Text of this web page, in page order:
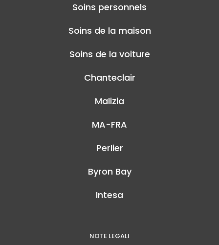
Soins personnels
Soins de la maison
Soins de la voiture
Chanteclair
Malizia
MA-FRA
Perlier
Byron Bay
Intesa
NOTE LEGALI